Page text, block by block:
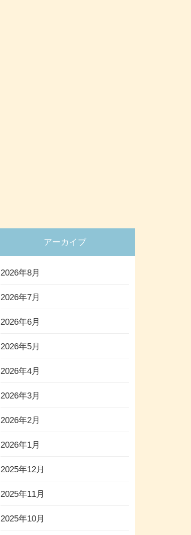
アーカイブ
2026年8月
2026年7月
2026年6月
2026年5月
2026年4月
2026年3月
2026年2月
2026年1月
2025年12月
2025年11月
2025年10月